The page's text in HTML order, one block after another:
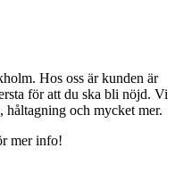
Hos oss är kunden är
för att du ska bli nöjd. Vi
och mycket mer.
mer info!